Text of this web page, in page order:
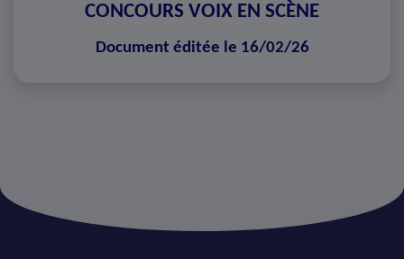
CONCOURS VOIX EN SCÈNE
Document éditée le 16/02/26